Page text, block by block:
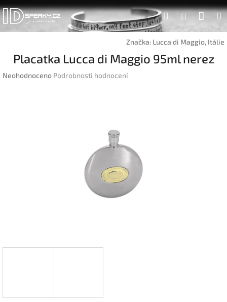
Přejít
na
obsah
Hledat
Značka: Lucca di Maggio, Itálie
Placatka Lucca di Maggio 95ml nerez
Průměrné
Neohodnoceno Podrobnosti hodnocení